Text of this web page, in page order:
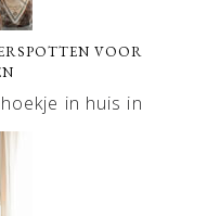
VOOR
in huis in